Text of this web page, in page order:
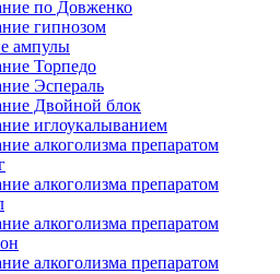
по Довженко
гипнозом
ампулы
Торпедо
Эспераль
Двойной блок
иглоукалыванием
алкоголизма препаратом
алкоголизма препаратом
алкоголизма препаратом
алкоголизма препаратом